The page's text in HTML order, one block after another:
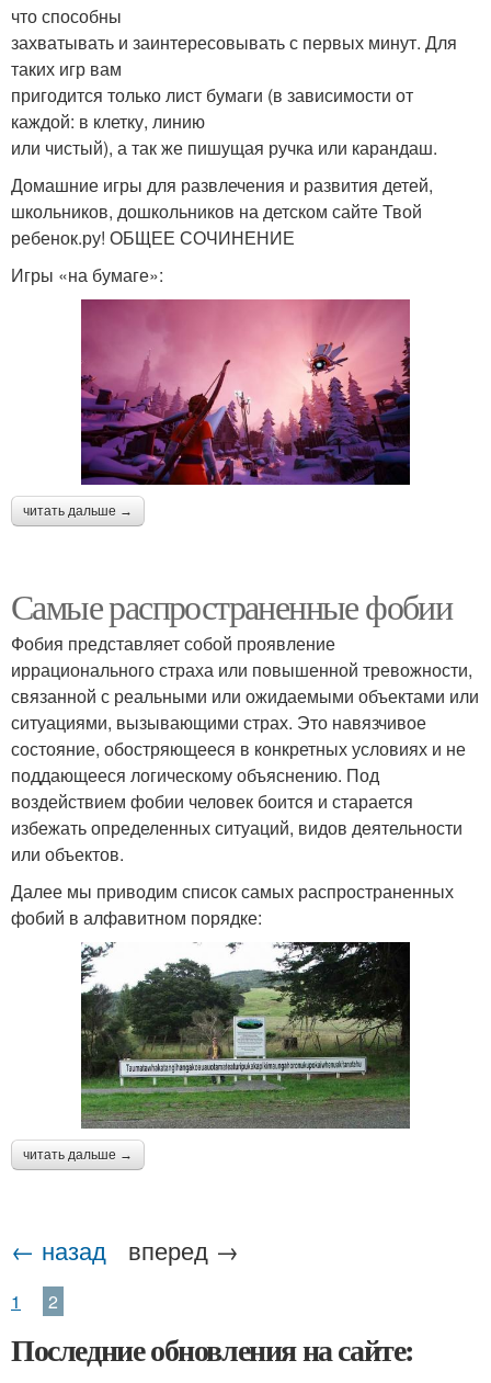
что способны
захватывать и заинтересовывать с первых минут. Для
таких игр вам
пригодится только лист бумаги (в зависимости от
каждой: в клетку, линию
или чистый), а так же пишущая ручка или карандаш.
Домашние игры для развлечения и развития детей,
школьников, дошкольников на детском сайте Твой
ребенок.ру! ОБЩЕЕ СОЧИНЕНИЕ
Игры «на бумаге»:
читать дальше →
Самые распространенные фобии
Фобия представляет собой проявление
иррационального страха или повышенной тревожности,
связанной с реальными или ожидаемыми объектами или
ситуациями, вызывающими страх. Это навязчивое
состояние, обостряющееся в конкретных условиях и не
поддающееся логическому объяснению. Под
воздействием фобии человек боится и старается
избежать определенных ситуаций, видов деятельности
или объектов.
Далее мы приводим список самых распространенных
фобий в алфавитном порядке:
читать дальше →
← назад вперед →
1 2
Последние обновления на сайте: